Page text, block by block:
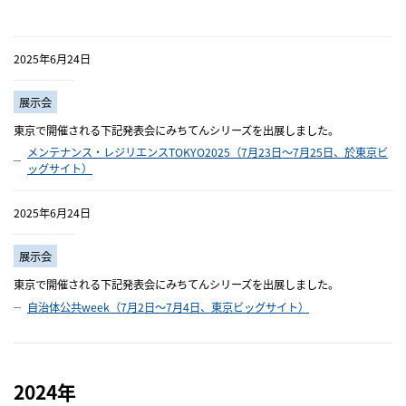
2025年6月24日
展示会
東京で開催される下記発表会にみちてんシリーズを出展しました。
メンテナンス・レジリエンスTOKYO2025（7月23日～7月25日、於東京ビ
ッグサイト）
2025年6月24日
展示会
東京で開催される下記発表会にみちてんシリーズを出展しました。
自治体公共week（7月2日～7月4日、東京ビッグサイト）
2024年